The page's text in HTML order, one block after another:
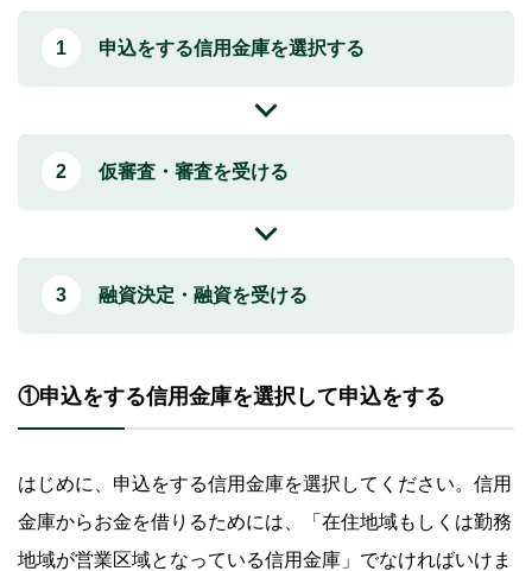
申込をする信用金庫を選択する
仮審査・審査を受ける
融資決定・融資を受ける
①申込をする信用金庫を選択して申込をする
はじめに、申込をする信用金庫を選択してください。信用
金庫からお金を借りるためには、「在住地域もしくは勤務
地域が営業区域となっている信用金庫」でなければいけま